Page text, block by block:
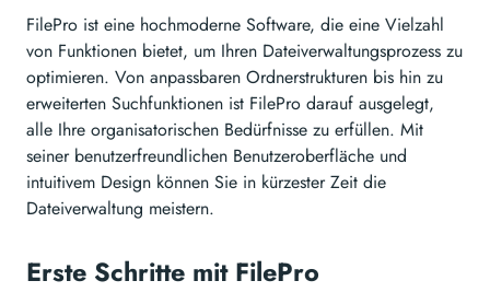
FilePro ist eine hochmoderne Software, die eine Vielzahl
von Funktionen bietet, um Ihren Dateiverwaltungsprozess zu
optimieren. Von anpassbaren Ordnerstrukturen bis hin zu
erweiterten Suchfunktionen ist FilePro darauf ausgelegt,
alle Ihre organisatorischen Bedürfnisse zu erfüllen. Mit
seiner benutzerfreundlichen Benutzeroberfläche und
intuitivem Design können Sie in kürzester Zeit die
Dateiverwaltung meistern.
Erste Schritte mit FilePro